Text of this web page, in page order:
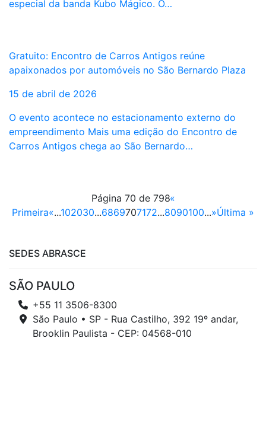
especial da banda Kubo Mágico. O…
Gratuito: Encontro de Carros Antigos reúne
apaixonados por automóveis no São Bernardo Plaza
15 de abril de 2026
O evento acontece no estacionamento externo do
empreendimento Mais uma edição do Encontro de
Carros Antigos chega ao São Bernardo…
Página 70 de 798«
Primeira«...102030...6869707172...8090100...»Última »
SEDES ABRASCE
SÃO PAULO
+55 11 3506-8300
São Paulo • SP - Rua Castilho, 392 19º andar,
Brooklin Paulista - CEP: 04568-010